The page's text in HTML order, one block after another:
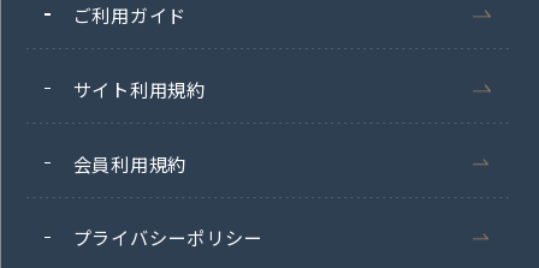
ご利用ガイド
サイト利用規約
会員利用規約
プライバシーポリシー